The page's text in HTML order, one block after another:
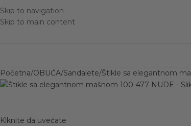
Skip to navigation
Skip to main content
Početna OBUĆA Sandalete Štikle sa elegantnom
Klknite da uvećate